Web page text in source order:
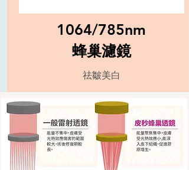
1064/785nm
蜂巢濾鏡
祛皺美白